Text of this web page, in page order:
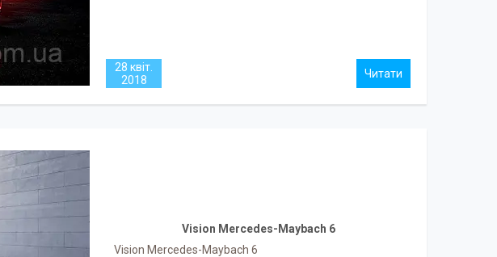
28 квіт.
2018
Vision Mercedes-Maybach 6
Vision Mercedes-Maybach 6